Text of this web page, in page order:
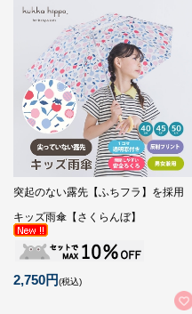
突起のない露先【ふちフラ】を採用
キッズ雨傘【さくらんぼ】
2,750円(税込)